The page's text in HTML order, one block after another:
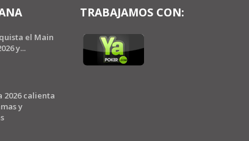
el Main
y...
2026 calienta
y
TRABAJAMOS CON: